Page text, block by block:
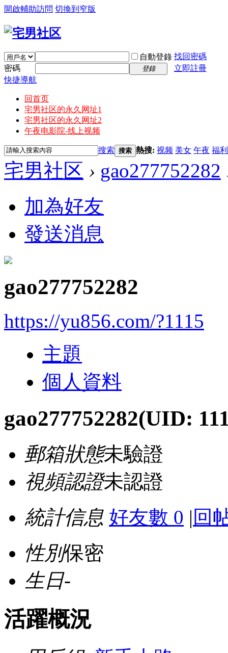
開啟輔助訪問 切換到窄版
自動登錄 找回密碼
密碼
登錄
立即註冊
快捷導航
回首页
宅男社区的永久网址1
宅男社区的永久网址2
午夜电影院-线上视频
搜索 搜索 熱搜: 视频 美女 午夜 福利
宅男社区 › gao277752282
加為好友
發送消息
gao277752282
https://yu856.com/?1115
主題
個人資料
gao277752282(UID:
郵箱狀態未驗證
視頻認證未認證
統計信息 好友數 0 | 回
性別保密
生日-
活躍概況